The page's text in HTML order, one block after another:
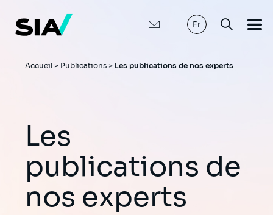
contenu
principal
Fr
Fil
Accueil > Publications > Les publications de nos experts
Les
publications de
nos experts